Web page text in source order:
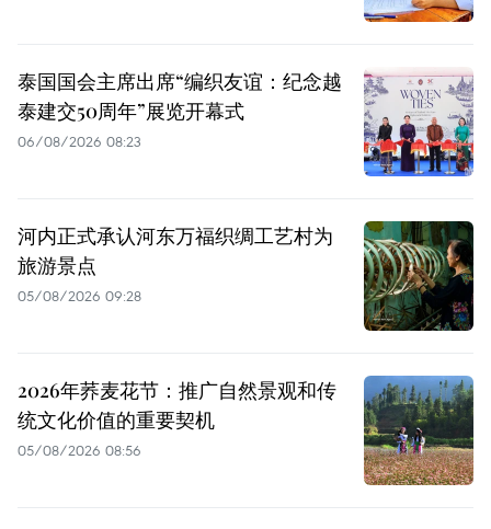
泰国国会主席出席“编织友谊：纪念越
泰建交50周年”展览开幕式
06/08/2026 08:23
河内正式承认河东万福织绸工艺村为
旅游景点
05/08/2026 09:28
2026年荞麦花节：推广自然景观和传
统文化价值的重要契机
05/08/2026 08:56